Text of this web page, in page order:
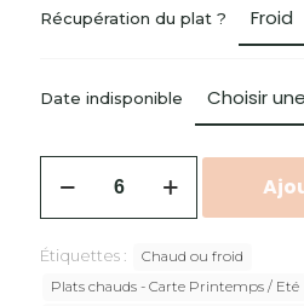
Récupération du plat ?
Date indisponible
Étiquettes :
Chaud ou froid
Plats chauds - Carte Printemps / Eté